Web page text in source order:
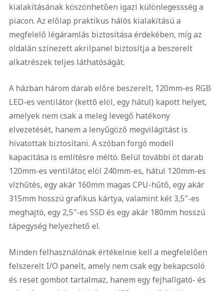
kialakításának köszönhetően igazi különlegessség a
piacon. Az előlap praktikus hálós kialakítású a
megfelelő légáramlás biztosítása érdekében, míg az
oldalán színezett akrilpanel biztosítja a beszerelt
alkatrészek teljes láthatóságát.
A házban három darab előre beszerelt, 120mm-es RGB
LED-es ventilátor (kettő elöl, egy hátul) kapott helyet,
amelyek nem csak a meleg levegő hatékony
elvezetését, hanem a lenyűgöző megvilágítást is
hivatottak biztosítani. A szóban forgó modell
kapacitása is említésre méltó. Belül további öt darab
120mm-es ventilátor, elöl 240mm-es, hátul 120mm-es
vízhűtés, egy akár 160mm magas CPU-hűtő, egy akár
315mm hosszú grafikus kártya, valamint két 3,5″-es
meghajtó, egy 2,5″-es SSD és egy akár 180mm hosszú
tápegység helyezhető el.
Minden felhasználónak értékelnie kell a megfelelően
felszerelt I/O panelt, amely nem csak egy bekapcsoló
és reset gombot tartalmaz, hanem egy fejhallgató- és